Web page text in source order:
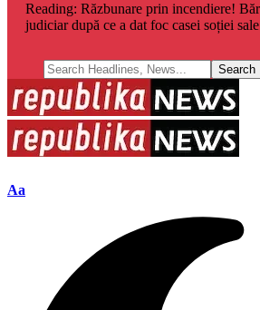
Reading: Răzbunare prin incendiere!
judiciar după ce a dat foc casei soției sale
Font
Aa